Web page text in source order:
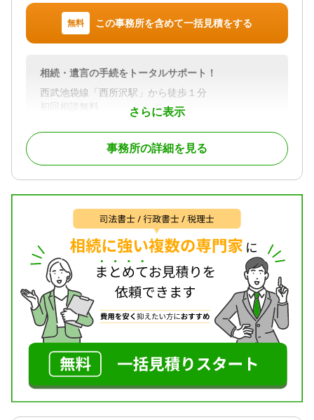
対応業務
遺言書 / 遺産分割 / 生前贈与 / 相続財産調査 / 家族信
託 / 相続手続き / 銀行手続き / 戸籍収集 / 相続人調査
電話相談可 / 訪問可 / 女性スタッフ対応可 / 土日相談
可 / 初回相談無料 / 18時以降相談可 / オンライン面談
可 / 事務所面談可
無料 この事務所を含めて一括見積をする
さらに表示
相続・遺言の手続をトータルサポート！
西武池袋線「西所沢駅」から徒歩１分
初回相談無料
ワンストップサービス
埼玉県全域、東京都全域
棄 / 成年後見 / 家族信託 / 相続手続き / 銀行手続き /
戸籍収集 / 相続人調査 / 生前贈与（不動産名義変更）
対応体制
電話相談可 / 訪問可 / 土日相談可 / 初回相談無料 / 18
時以降相談可 / オンライン面談可 / 事務所面談可
事務所の詳細を見る